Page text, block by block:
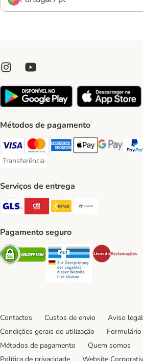
Métodos de pagamento
Visa Payment Method
Mastercard Payment Method
American Express Payment
Apple Pay Payment
Google Pay
Transferência
Transferência Payment Method
Serviços de entrega
GLS Shipping Method
CTTExpress Shipping Method
InPost Shipping
Pagamento seguro
Security Security
Contactos Custos de envio
Aviso legal
Condições gerais de utilização
Métodos de pagamento
Quem somos